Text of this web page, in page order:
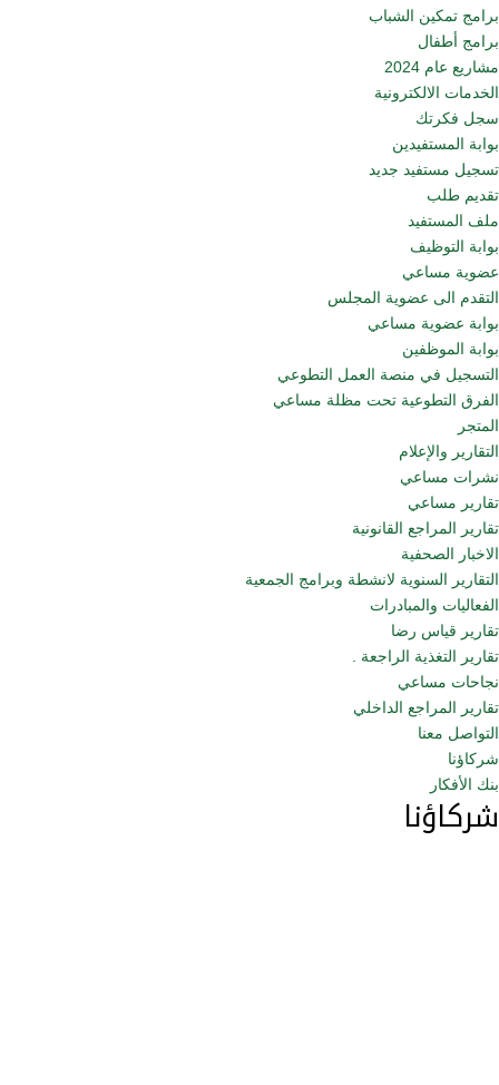
برامج تمكين الشباب
برامج أطفال
مشاريع عام 2024
الخدمات الالكترونية
سجل فكرتك
بوابة المستفيدين
تسجيل مستفيد جديد
تقديم طلب
ملف المستفيد
بوابة التوظيف
عضوية مساعي
التقدم الى عضوية المجلس
بوابة عضوية مساعي
بوابة الموظفين
التسجيل في منصة العمل التطوعي
الفرق التطوعية تحت مظلة مساعي
المتجر
التقارير والإعلام
نشرات مساعي
تقارير مساعي
تقارير المراجع القانونية
الاخبار الصحفية
التقارير السنوية لانشطة وبرامج الجمعية
الفعاليات والمبادرات
تقارير قياس رضا
تقارير التغذية الراجعة .
نجاحات مساعي
تقارير المراجع الداخلي
التواصل معنا
شركاؤنا
بنك الأفكار
شركاؤنا